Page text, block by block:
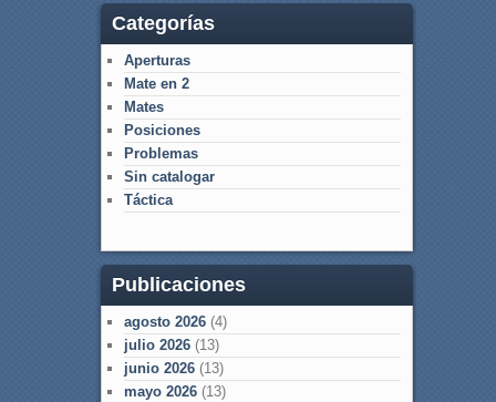
Categorías
Aperturas
Mate en 2
Mates
Posiciones
Problemas
Sin catalogar
Táctica
Publicaciones
agosto 2026(4)
julio 2026(13)
junio 2026(13)
mayo 2026(13)